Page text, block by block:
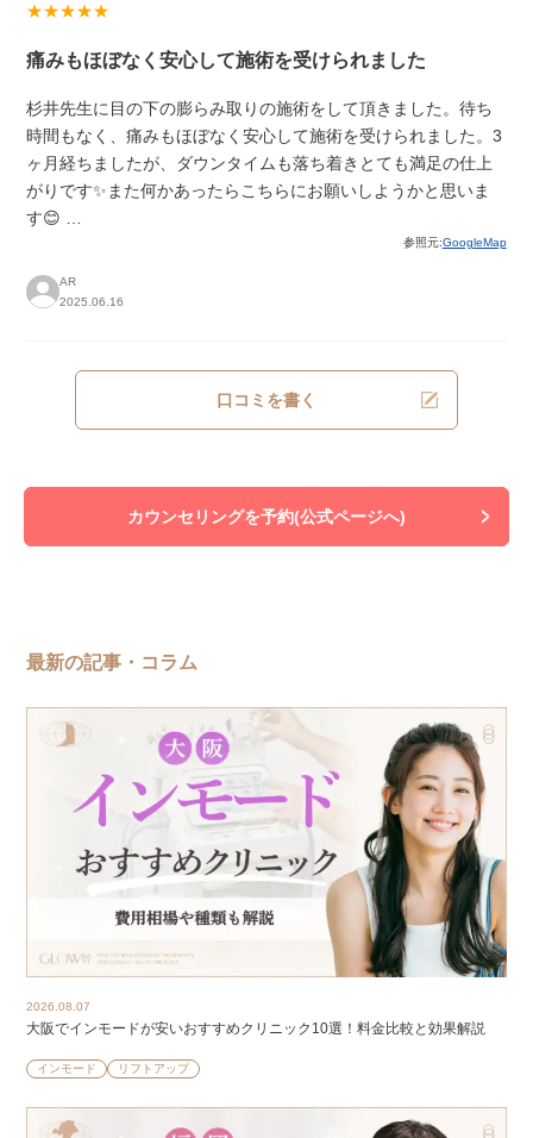
★★★★★
痛みもほぼなく安心して施術を受けられました
杉井先生に目の下の膨らみ取りの施術をして頂きました。待ち
時間もなく、痛みもほぼなく安心して施術を受けられました。3
ヶ月経ちましたが、ダウンタイムも落ち着きとても満足の仕上
がりです✨また何かあったらこちらにお願いしようかと思いま
す😊 …
参照元:GoogleMap
AR
2025.06.16
口コミを書く
カウンセリングを予約(公式ページへ)
最新の記事・コラム
2026.08.07
大阪でインモードが安いおすすめクリニック10選！料金比較と効果解説
インモード リフトアップ